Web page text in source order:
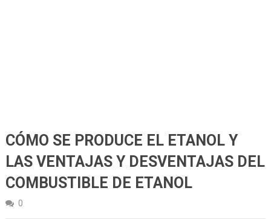
CÓMO SE PRODUCE EL ETANOL Y
LAS VENTAJAS Y DESVENTAJAS DEL
COMBUSTIBLE DE ETANOL
0